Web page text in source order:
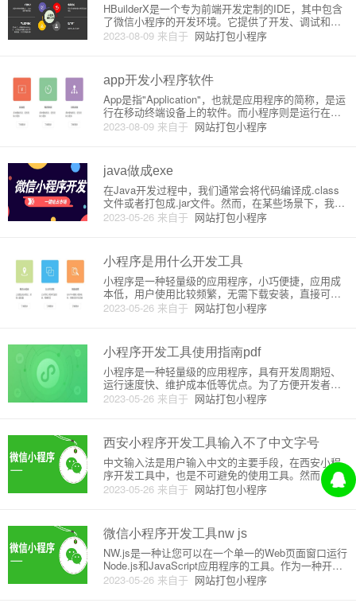
2023-08-09 来自于 网站打包小程序
HBuilderX是一个专为前端开发定制的IDE，其中包含
了微信小程序的开发环境。它提供了开发、调试和发
布微信小程序的一站式解决方案。微信小程序开发中
最重要的特性之一是实时预览，它可以让开发者在实
我们将详细介绍
app开发小程序软件
2023-08-09 来自于 网站打包小程序
App是指"Application"，也就是应用程序的简称，是运
行在移动终端设备上的软件。而小程序则是运行在特
定平台上（比如微信、支付宝等）的轻量级应用程
序。本文将从原理和详细介绍两个方面介绍APP和小
通
java做成exe
2023-05-26 来自于 网站打包小程序
在Java开发过程中，我们通常会将代码编译成.class
文件或者打包成.jar文件。然而，在某些场景下，我们
希望将Java程序做成可执行的.exe文件，使得用户能
够在不安装Java运行环境（JRE）的情况下运行我们
小程序是用什么开发工具
2023-05-26 来自于 网站打包小程序
小程序是一种轻量级的应用程序，小巧便捷，应用成
本低，用户使用比较频繁，无需下载安装，直接可以
在线使用。小程序的开发工具有多款，其中最主要的
是微信小程序开发工具。微信小程序开发工具，是一
的，免费提供给所有开发者使
小程序开发工具使用指南pdf
2023-05-26 来自于 网站打包小程序
小程序是一种轻量级的应用程序，具有开发周期短、
运行速度快、维护成本低等优点。为了方便开发者开
发小程序，微信提供了一套开发工具，即微信开发者
工具。在本文中，我们将详细介绍微信开发者工具的
发小程序之前需要下载微信开
西安小程序开发工具输入不了中文字号
2023-05-26 来自于 网站打包小程序
中文输入法是用户输入中文的主要手段，在西安小程
序开发工具中，也是不可避免的使用工具。然而，有
时候我们会遇到一些问题，比如在西安小程序开发工
具中无法输入中文字符，或者输入时字号出现问题，
分析这个问题的原因并提出解
微信小程序开发工具nw js
2023-05-26 来自于 网站打包小程序
NW.js是一种让您可以在一个单一的Web页面窗口运行
Node.js和JavaScript应用程序的工具。作为一种开源
的跨平台桌面应用程序开发技术，NW.js已经越来越得
到开发者们的关注和使用。1. NW.js的特点NW.js可以